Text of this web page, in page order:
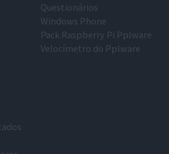
Questionários
Windows Phone
Pack Raspberry Pi Pplware
Velocímetro do Pplware